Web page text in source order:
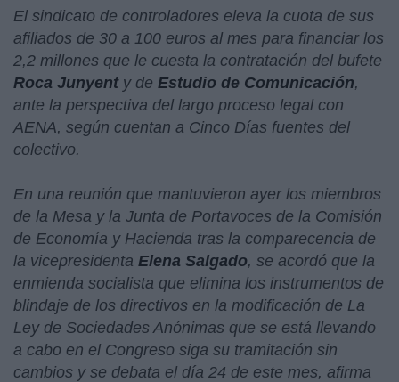
El sindicato de controladores eleva la cuota de sus
afiliados de 30 a 100 euros al mes para financiar los
2,2 millones que le cuesta la contratación del bufete
Roca Junyenty de Estudio de Comunicación,
ante la perspectiva del largo proceso legal con
AENA, según cuentan a Cinco Días fuentes del
colectivo.
En una reunión que mantuvieron ayer los miembros
de la Mesa y la Junta de Portavoces de la Comisión
de Economía y Hacienda tras la comparecencia de
la vicepresidenta Elena Salgado, se acordó que la
enmienda socialista que elimina los instrumentos de
blindaje de los directivos en la modificación de La
Ley de Sociedades Anónimas que se está llevando
a cabo en el Congreso siga su tramitación sin
cambios y se debata el día 24 de este mes, afirma